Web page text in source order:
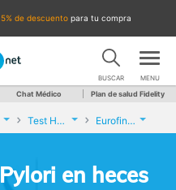
de descuento para tu compra
BUSCAR MENU
Chat Médico Plan de salud Fidelity
Test Helicobacter Pylori en heces Eurofins LGS El Hierro
en heces